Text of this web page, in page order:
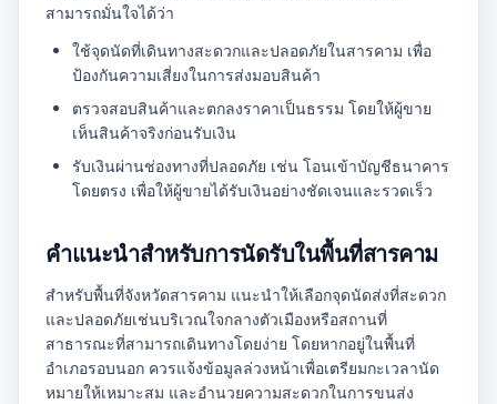
สามารถมั่นใจได้ว่า
ใช้จุดนัดที่เดินทางสะดวกและปลอดภัยในสารคาม เพื่อ
ป้องกันความเสี่ยงในการส่งมอบสินค้า
ตรวจสอบสินค้าและตกลงราคาเป็นธรรม โดยให้ผู้ขาย
เห็นสินค้าจริงก่อนรับเงิน
รับเงินผ่านช่องทางที่ปลอดภัย เช่น โอนเข้าบัญชีธนาคาร
โดยตรง เพื่อให้ผู้ขายได้รับเงินอย่างชัดเจนและรวดเร็ว
คำแนะนำสำหรับการนัดรับในพื้นที่สารคาม
สำหรับพื้นที่จังหวัดสารคาม แนะนำให้เลือกจุดนัดส่งที่สะดวก
และปลอดภัยเช่นบริเวณใจกลางตัวเมืองหรือสถานที่
สาธารณะที่สามารถเดินทางโดยง่าย โดยหากอยู่ในพื้นที่
อำเภอรอบนอก ควรแจ้งข้อมูลล่วงหน้าเพื่อเตรียมกะเวลานัด
หมายให้เหมาะสม และอำนวยความสะดวกในการขนส่ง